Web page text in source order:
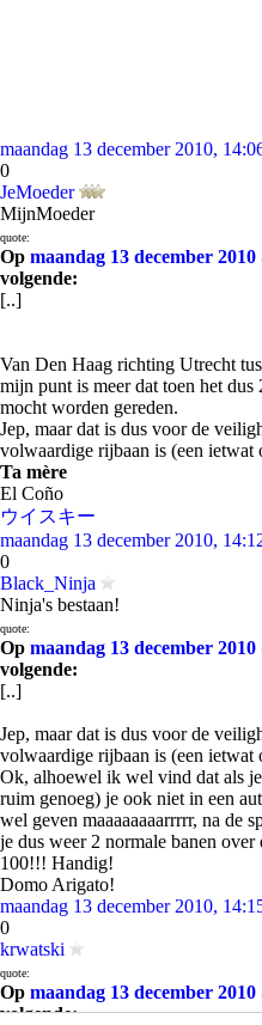
maandag 13 december 2010,
0
JeMoeder
MijnMoeder
quote:
Op maandag 13 december 2010
volgende:
[..]
Van Den Haag richting Utrecht
mijn punt is meer dat toen het
mocht worden gereden.
Jep, maar dat is dus voor de
volwaardige rijbaan is (een ietwat
Ta mère
El Coño
ウイスキー
maandag 13 december 2010,
0
Black_Ninja
Ninja's bestaan!
quote:
Op maandag 13 december 2010
volgende:
[..]
Jep, maar dat is dus voor de
volwaardige rijbaan is (een ietwat
Ok, alhoewel ik wel vind dat als
ruim genoeg) je ook niet in een
wel geven maaaaaaaarrrrr, na de
je dus weer 2 normale banen
100!!! Handig!
Domo Arigato!
maandag 13 december 2010,
0
krwatski
quote:
Op maandag 13 december 2010
volgende: